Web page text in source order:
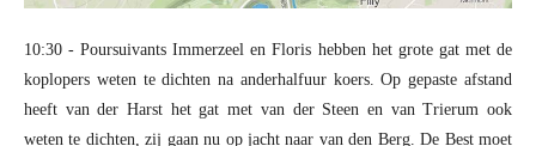
10:30 - Poursuivants Immerzeel en Floris hebben het grote gat met de
koplopers weten te dichten na anderhalfuur koers. Op gepaste afstand
heeft van der Harst het gat met van der Steen en van Trierum ook
weten te dichten, zij gaan nu op jacht naar van den Berg. De Best moet